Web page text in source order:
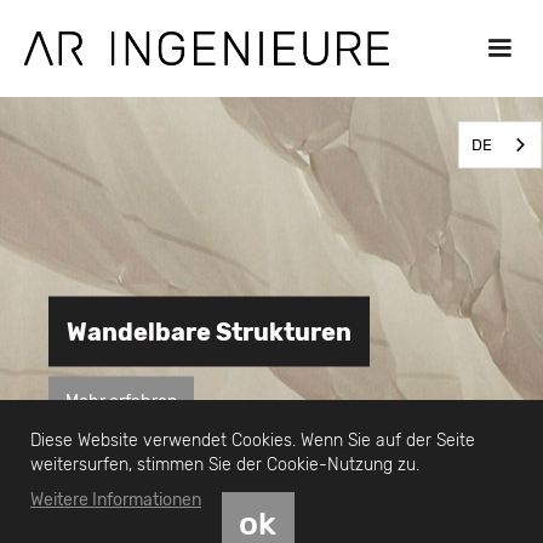
Diese Website verwendet Cookies. Wenn Sie auf der Seite
weitersurfen, stimmen Sie der Cookie-Nutzung zu.
Weitere Informationen
ok
Wandelbare Strukturen
Mehr erfahren
DE